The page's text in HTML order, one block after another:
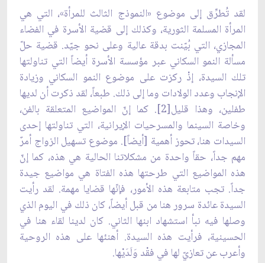
لقد تُطرِّق إلى موضوع «النموذج الثالث للمرأة»، التي هي
المرأة المسلمة الثورية، وكذلك إلى قضية الأسرة في الفضاء
المجازي، التي بُيّنت بدقة عالية وعلى نحو جيّد. قضية حلّ
مسألة النمو السكاني عبر مؤسسة الأسرة أيضاً التي تناولتها
تلك السيدة، إذْ ركزت على موضوع النمو السكاني وزيادة
الإنجاب وعدد الولادات وما إلى ذلك. طبعاً، لقد ذكرت أن لديها
طفلين، وهذا قليل[2]. كما إنّ المواضيع المتعلقة بالفن،
وخاصة السينما والمسرحيات الإيرانية، التي تناولتها إحدى
السيدات هنا، تحوز أهمية [أيضاً]. موضوع تسهیل الزواج أمرٌ
مهم جداً، حقاً واحدة من مشكلاتنا الحالية هي هذه، كما إنّ
هذه المواضيع التي طرحتها هذه الفتاة هي مواضيع جيدة
جداً. تجب متابعة هذه الأمور، فإنّها قضايا مهمة. لقد رأيت
السيدة عائدة سرور هنا من قبل أيضاً، كان ذلك في اليوم الذي
وصلها فيه نبأ استشهاد ابنها الثاني. كان لدينا لقاء هنا في
الحسينية، فرأيت هذه السيدة. أهنئها على هذه الروحية
وأعرب عن تعازيّ لها في فقْد وَلَدَيْها.